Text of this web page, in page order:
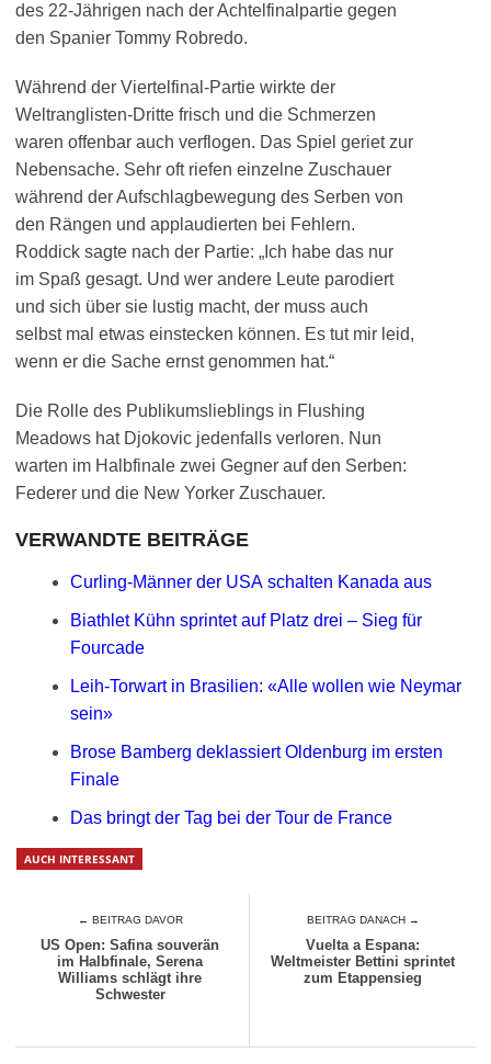
des 22-Jährigen nach der Achtelfinalpartie gegen
den Spanier Tommy Robredo.
Während der Viertelfinal-Partie wirkte der
Weltranglisten-Dritte frisch und die Schmerzen
waren offenbar auch verflogen. Das Spiel geriet zur
Nebensache. Sehr oft riefen einzelne Zuschauer
während der Aufschlagbewegung des Serben von
den Rängen und applaudierten bei Fehlern.
Roddick sagte nach der Partie: „Ich habe das nur
im Spaß gesagt. Und wer andere Leute parodiert
und sich über sie lustig macht, der muss auch
selbst mal etwas einstecken können. Es tut mir leid,
wenn er die Sache ernst genommen hat.“
Die Rolle des Publikumslieblings in Flushing
Meadows hat Djokovic jedenfalls verloren. Nun
warten im Halbfinale zwei Gegner auf den Serben:
Federer und die New Yorker Zuschauer.
VERWANDTE BEITRÄGE
Curling-Männer der USA schalten Kanada aus
Biathlet Kühn sprintet auf Platz drei – Sieg für
Fourcade
Leih-Torwart in Brasilien: «Alle wollen wie Neymar
sein»
Brose Bamberg deklassiert Oldenburg im ersten
Finale
Das bringt der Tag bei der Tour de France
AUCH INTERESSANT
← BEITRAG DAVOR
US Open: Safina souverän
im Halbfinale, Serena
Williams schlägt ihre
Schwester
BEITRAG DANACH →
Vuelta a Espana:
Weltmeister Bettini sprintet
zum Etappensieg